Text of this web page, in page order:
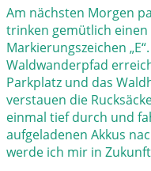
Am nächsten Morgen
trinken gemütlich
Markierungszeichen
Waldwanderpfad
Parkplatz und das
verstauen die
einmal tief durch und
aufgeladenen Akkus
werde ich mir in